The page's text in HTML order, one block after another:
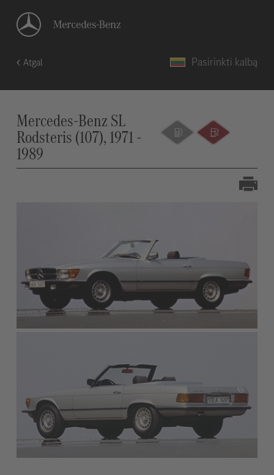
Atgal Pasirinkti kalbą
Mercedes-Benz SL
Rodsteris (107), 1971 -
1989